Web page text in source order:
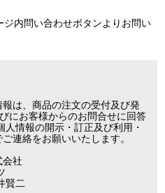
ニ決済・PayPayオンライン決済
ます。
のご注文でクレジットカード決
です。
外のお支払方法を選択されてい
で予めご了承下さい。
）
内問い合わせボタンよりお問い
は、商品の注文の受付及び発
にお客様からのお問合せに回答
情報の開示・訂正及び利用・
連絡をお願いいたします。
社
賢二